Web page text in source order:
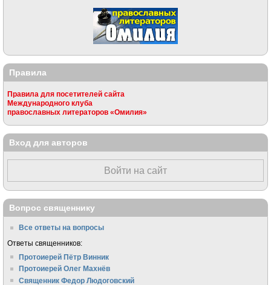
Правила
Правила для посетителей сайта
Международного клуба
православных литераторов «Омилия»
Вход для авторов
Войти на сайт
Вопрос священнику
Все ответы на вопросы
Ответы священников:
Протоиерей Пётр Винник
Протоиерей Олег Махнёв
Священник Федор Людоговский